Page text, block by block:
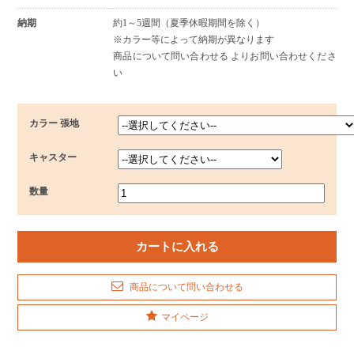
納期
約1～5週間（夏季休暇期間を除く）
※カラー等によって納期が異なります
商品について問い合わせる よりお問い合わせくださ
い
カラー 張地
キャスター
数量
商品について問い合わせる
マイページ